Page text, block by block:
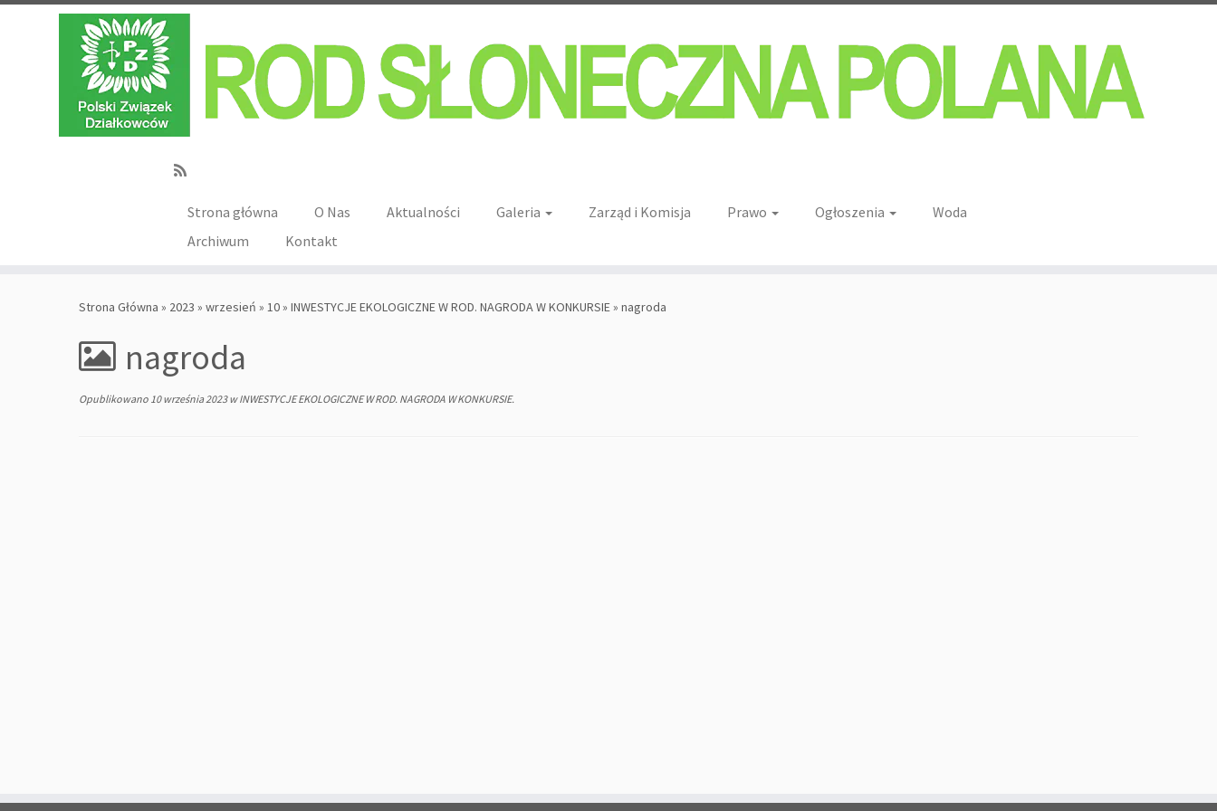
Strona główna O Nas Aktualności Galeria Zarząd i Komisja Prawo Ogłoszenia
Woda
Archiwum
Kontakt
Strona Główna » 2023 » wrzesień » 10» INWESTYCJE EKOLOGICZNE W ROD. NAGRODA W KONKURSIE» nagroda
nagroda
Opublikowano 10 września 2023wINWESTYCJE EKOLOGICZNE W ROD. NAGRODA W KONKURSIE.